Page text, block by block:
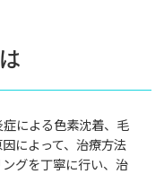
による色素沈着、毛
によって、治療方法
グを丁寧に行い、治